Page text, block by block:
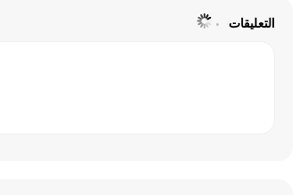
التعليقات